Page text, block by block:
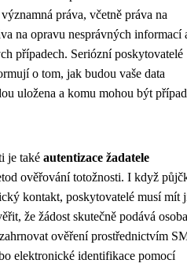
práva, včetně práva na
na opravu nesprávných informací
případech. Seriózní poskytovatelé
o tom, jak budou vaše data
uložena a komu mohou být
je také autentizace žadatele
ověřování totožnosti. I když
kontakt, poskytovatelé musí mít
že žádost skutečně podává
ověření prostřednictvím
elektronické identifikace pomocí